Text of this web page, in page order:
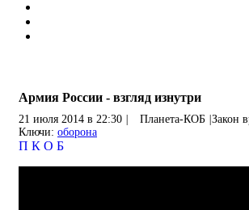
Армия России - взгляд изнутри
21 июля 2014 в 22:30 Планета-КОБ Закон
Ключи: оборона
П К О Б